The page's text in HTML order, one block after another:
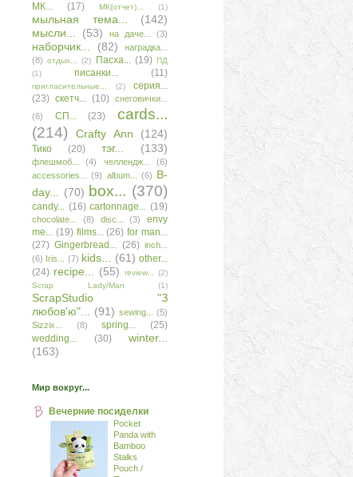
МК... (17) МК(отчет)... (1)
мыльная тема...
(142)
мысли...
(53) на даче... (3)
наборчик... (82)
наградка...
(8) отдых... (2) Пасха... (19) ПД
(1)
писанки... (11)
пригласительные... (2)
серия...
(23) скетч... (10) снеговички...
(6)
СП... (23)
сards...
(214)
Сrafty Аnn (124)
Тико (20) тэг... (133)
флешмоб... (4) челлендж...
(6)
accessories...
(9) album... (6) B-
day...
(70) box... (370)
candy... (16) cartonnage... (19)
chocolate... (8) disc... (3)
envy
me... (19) films... (26) for man...
(27) Gingerbread... (26) inch...
(6) Iris... (7) kids... (61) other...
(24) recipe... (55) review...
(2)
Scrap Lady/Man
(1)
ScrapStudio "З
любов'ю"...
(91) sewing...
(5)
Sizzix...
(8) spring...
(25)
wedding...
(30)
winter...
(163)
Мир вокруг...
Вечерние посиделки
Pocket
Panda with
Bamboo
Stalks
Pouch /